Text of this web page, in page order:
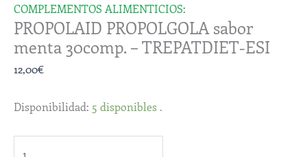
COMPLEMENTOS ALIMENTICIOS:
PROPOLAID PROPOLGOLA sabor
menta 30comp. – TREPATDIET-ESI
12,00€
Disponibilidad: 5 disponibles .